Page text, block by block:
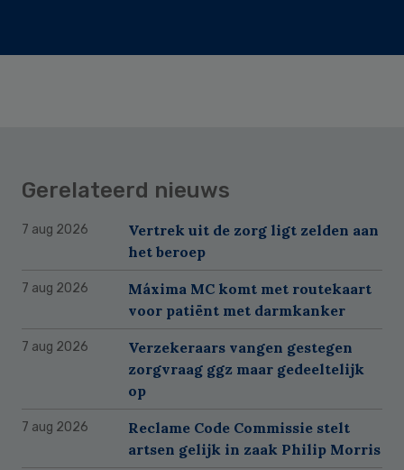
Gerelateerd nieuws
7 aug 2026
Vertrek uit de zorg ligt zelden aan
het beroep
7 aug 2026
Máxima MC komt met routekaart
voor patiënt met darmkanker
7 aug 2026
Verzekeraars vangen gestegen
zorgvraag ggz maar gedeeltelijk
op
7 aug 2026
Reclame Code Commissie stelt
artsen gelijk in zaak Philip Morris